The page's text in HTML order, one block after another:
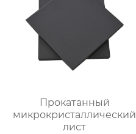
Прокатанный
микрокристаллический
лист